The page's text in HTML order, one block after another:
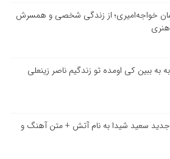
خواجه‌امیری؛ از زندگی شخصی و همسرش
هنری
به ببین کی اومده تو زندگیم ناصر زینعلی
جدید سعید شیدا به نام آتش + متن آهنگ و